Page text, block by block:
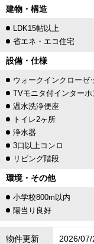
建物・構造
LDK15帖以上
省エネ・エコ住宅
設備・仕様
ウォークインクローゼ
TVモニタ付インターホ
温水洗浄便座
トイレ2ヶ所
浄水器
3口以上コンロ
リビング階段
環境・その他
小学校800m以内
陽当り良好
物件更新 2026/07/